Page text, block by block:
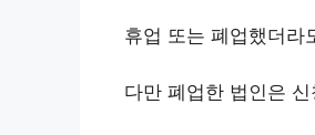
휴업 또는 폐업했더라
다만 폐업한 법인은